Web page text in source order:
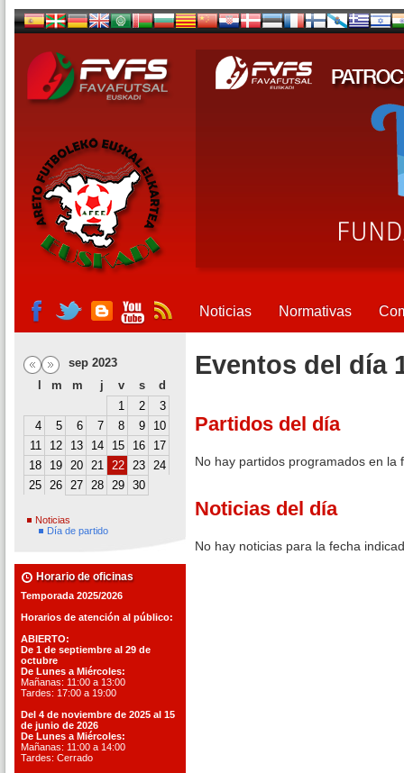
Noticias Normativas
sep 2023
m m j v s
d
1
2
3
4
5 6 7 8 9
10
11
12 13 14 15 16
17
18
19 20 21 22 23 24
25 26 27 28 29 30
Noticias
Día de partido
Horario de oficinas
Temporada 2025/2026
Horarios de atención al público:
ABIERTO:
De 1 de septiembre al 29 de
octubre
De Lunes a Miércoles:
Mañanas: 11:00 a 13:00
Tardes: 17:00 a 19:00
Del 4 de noviembre de 2025 al 15
de junio de 2026
De Lunes a Miércoles:
Mañanas: 11:00 a 14:00
Tardes: Cerrado
Eventos del día
Partidos del día
No hay partidos programados en la
Noticias del día
No hay noticias para la fecha